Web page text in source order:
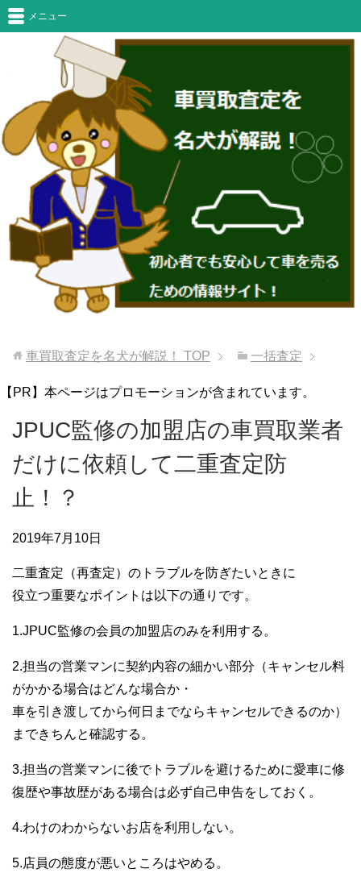
メニュー
車買取査定を名犬が解説！ TOP 一括査定
【PR】本ページはプロモーションが含まれています。
JPUC監修の加盟店の車買取業者
だけに依頼して二重査定防
止！？
2019年7月10日
二重査定（再査定）のトラブルを防ぎたいときに
役立つ重要なポイントは以下の通りです。
1.JPUC監修の会員の加盟店のみを利用する。
2.担当の営業マンに契約内容の細かい部分（キャンセル料
がかかる場合はどんな場合か・
車を引き渡してから何日までならキャンセルできるのか）
まできちんと確認する。
3.担当の営業マンに後でトラブルを避けるために愛車に修
復歴や事故歴がある場合は必ず自己申告をしておく。
4.わけのわからないお店を利用しない。
5.店員の態度が悪いところはやめる。